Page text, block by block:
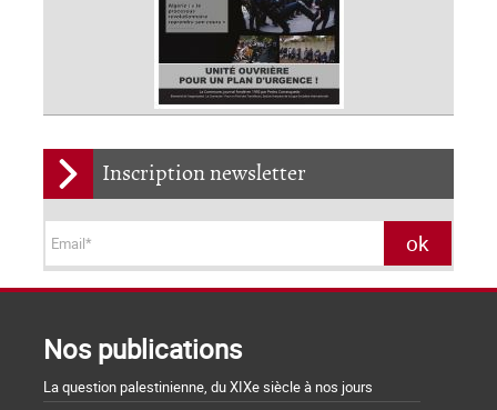
Inscription newsletter
Nos publications
La question palestinienne, du XIXe siècle à nos jours